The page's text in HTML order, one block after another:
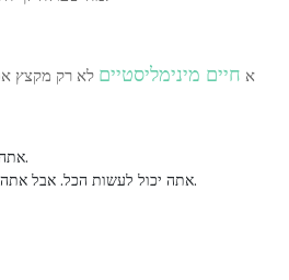
א חיים מינימליסטיים לא רק מקצץ
אתה לא אמור למצוא חן בעיני כולם.
אתה יכול לעשות הכל. אבל אתה לא יכול לעשות הכל בבת אחת.